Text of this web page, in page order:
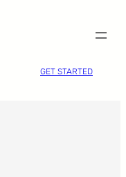
GET STARTED